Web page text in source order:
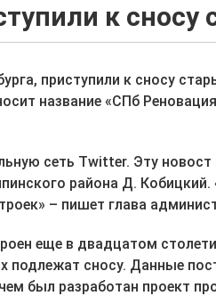
к сносу
приступили к сносу
название «СПб
сеть Twitter. Эту новост
района Д. Кобицкий.
– пишет глава
еще в двадцатом
подлежат сносу. Данные
был разработан проект